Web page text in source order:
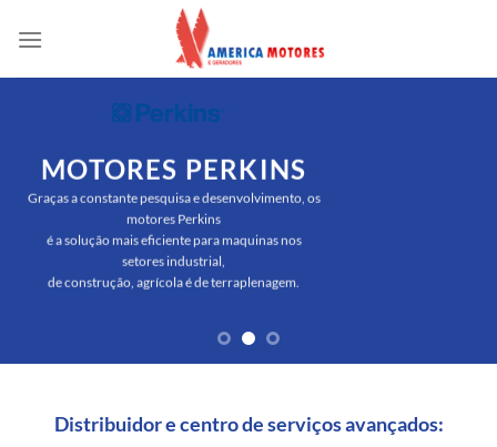
MOTORES PERKINS
Graças a constante pesquisa e desenvolvimento, os
motores Perkins
é a solução mais eficiente para maquinas nos
setores industrial,
de construção, agrícola é de terraplenagem.
Distribuidor e centro de serviços avançados: